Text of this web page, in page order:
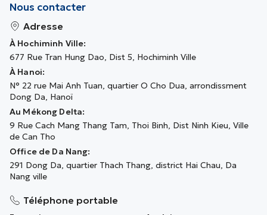
Nous contacter
Adresse
À Hochiminh Ville:
677 Rue Tran Hung Dao, Dist 5, Hochiminh Ville
À Hanoi:
N° 22 rue Mai Anh Tuan, quartier O Cho Dua, arrondissment
Dong Da, Hanoï
Au Mékong Delta:
9 Rue Cach Mang Thang Tam, Thoi Binh, Dist Ninh Kieu, Ville
de Can Tho
Office de Da Nang:
291 Dong Da, quartier Thach Thang, district Hai Chau, Da
Nang ville
Téléphone portable